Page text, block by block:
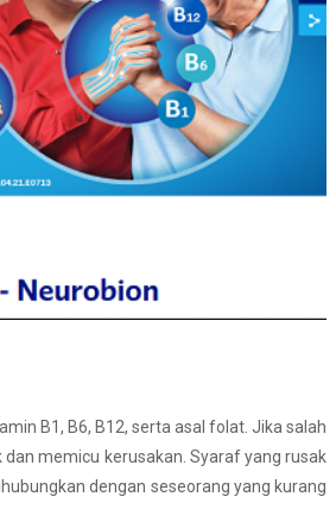
B1, B6, B12, serta asal folat. Jika salah
memicu kerusakan. Syaraf yang rusak
dengan seseorang yang kurang